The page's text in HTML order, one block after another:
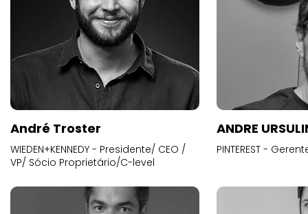
André Troster
WIEDEN+KENNEDY - Presidente/ CEO /
VP/ Sócio Proprietário/C-level
ANDRE
PINTEREST -